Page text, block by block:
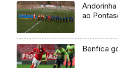
ao
Benfica